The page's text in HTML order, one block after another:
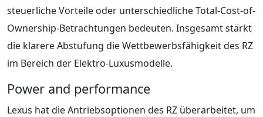
steuerliche Vorteile oder unterschiedliche Total-Cost-of-
Ownership-Betrachtungen bedeuten. Insgesamt stärkt
die klarere Abstufung die Wettbewerbsfähigkeit des RZ
im Bereich der Elektro-Luxusmodelle.
Power and performance
Lexus hat die Antriebsoptionen des RZ überarbeitet, um